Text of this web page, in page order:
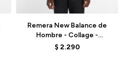
Remera New Balance de
Hombre - Collage -
MT6161TQSST - CRUDO
$ 2.290